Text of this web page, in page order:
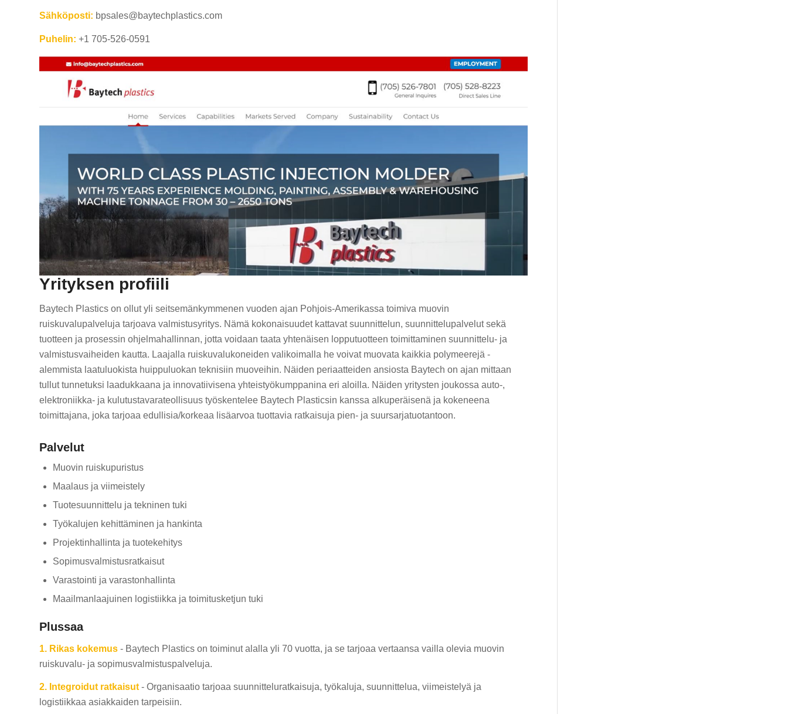
Sähköposti: bpsales@baytechplastics.com
Puhelin: +1 705-526-0591
Yrityksen profiili
Baytech Plastics on ollut yli seitsemänkymmenen vuoden ajan Pohjois-Amerikassa toimiva muovin
ruiskuvalupalveluja tarjoava valmistusyritys. Nämä kokonaisuudet kattavat suunnittelun, suunnittelupalvelut sekä
tuotteen ja prosessin ohjelmahallinnan, jotta voidaan taata yhtenäisen lopputuotteen toimittaminen suunnittelu- ja
valmistusvaiheiden kautta. Laajalla ruiskuvalukoneiden valikoimalla he voivat muovata kaikkia polymeerejä -
alemmista laatuluokista huippuluokan teknisiin muoveihin. Näiden periaatteiden ansiosta Baytech on ajan mittaan
tullut tunnetuksi laadukkaana ja innovatiivisena yhteistyökumppanina eri aloilla. Näiden yritysten joukossa auto-,
elektroniikka- ja kulutustavarateollisuus työskentelee Baytech Plasticsin kanssa alkuperäisenä ja kokeneena
toimittajana, joka tarjoaa edullisia/korkeaa lisäarvoa tuottavia ratkaisuja pien- ja suursarjatuotantoon.
Palvelut
Muovin ruiskupuristus
Maalaus ja viimeistely
Tuotesuunnittelu ja tekninen tuki
Työkalujen kehittäminen ja hankinta
Projektinhallinta ja tuotekehitys
Sopimusvalmistusratkaisut
Varastointi ja varastonhallinta
Maailmanlaajuinen logistiikka ja toimitusketjun tuki
Plussaa
1. Rikas kokemus - Baytech Plastics on toiminut alalla yli 70 vuotta, ja se tarjoaa vertaansa vailla olevia muovin
ruiskuvalu- ja sopimusvalmistuspalveluja.
2. Integroidut ratkaisut - Organisaatio tarjoaa suunnitteluratkaisuja, työkaluja, suunnittelua, viimeistelyä ja
logistiikkaa asiakkaiden tarpeisiin.